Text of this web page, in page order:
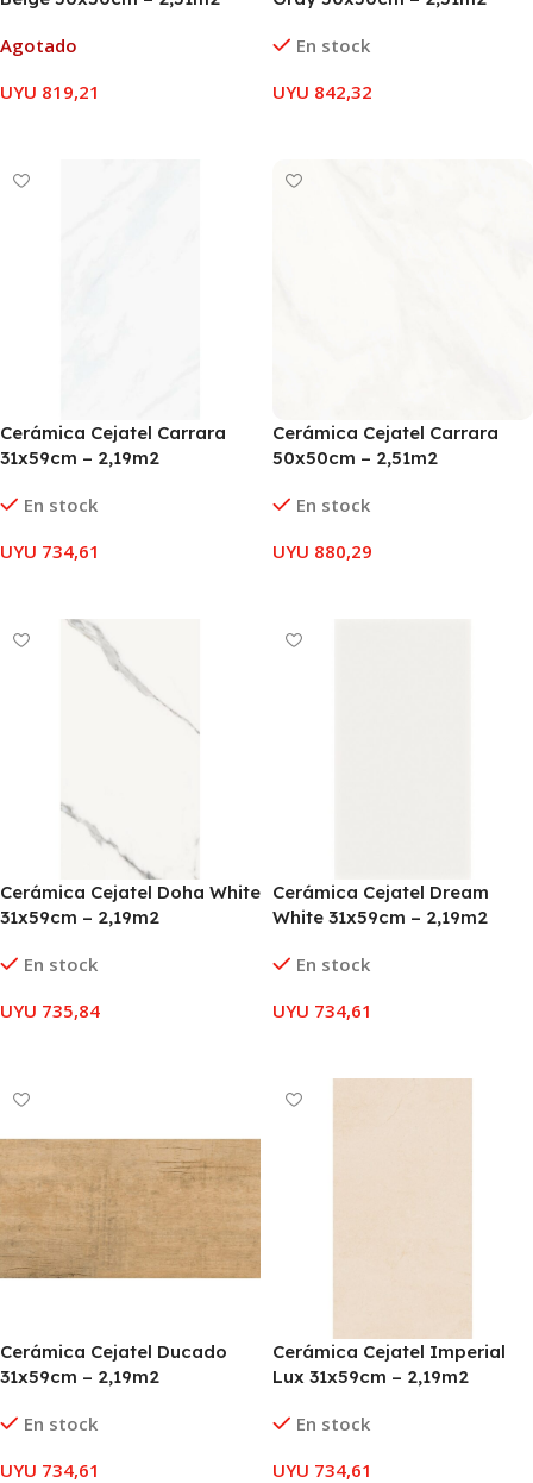
Agotado
UYU 819,21
En stock
UYU 842,32
Cerámica Cejatel Carrara
31x59cm – 2,19m2
En stock
UYU 734,61
Cerámica Cejatel Carrara
50x50cm – 2,51m2
En stock
UYU 880,29
Cerámica Cejatel Doha White
31x59cm – 2,19m2
En stock
UYU 735,84
Cerámica Cejatel Dream
White 31x59cm – 2,19m2
En stock
UYU 734,61
Cerámica Cejatel Ducado
31x59cm – 2,19m2
En stock
UYU 734,61
Cerámica Cejatel Imperial
Lux 31x59cm – 2,19m2
En stock
UYU 734,61